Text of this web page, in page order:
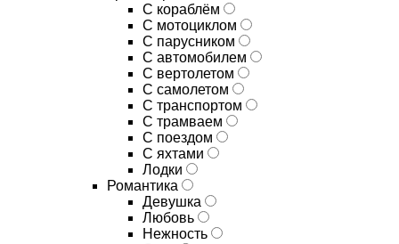
С кораблём
С мотоциклом
С парусником
С автомобилем
С вертолетом
С самолетом
С транспортом
С трамваем
С поездом
С яхтами
Лодки
Романтика
Девушка
Любовь
Нежность